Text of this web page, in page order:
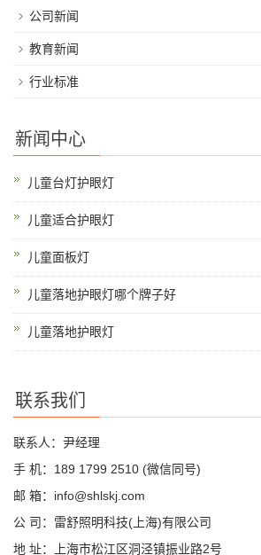
公司新闻
教育新闻
行业标准
新闻中心
儿童台灯护眼灯
儿童适合护眼灯
儿童面板灯
儿童落地护眼灯哪个牌子好
儿童落地护眼灯
联系我们
联系人：尹经理
手 机：189 1799 2510 (微信同号)
邮 箱：info@shlskj.com
公 司：雷舒照明科技(上海)有限公司
地 址：上海市松江区洞泾镇振业路2号